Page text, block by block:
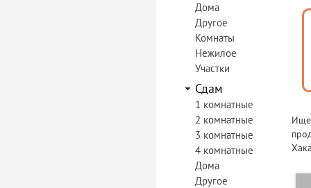
Дома
Другое
Комнаты
Нежилое
Участки
Сдам
1 комнатные
2 комнатные
3 комнатные
4 комнатные
Дома
Другое